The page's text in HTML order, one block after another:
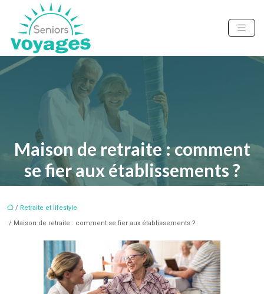
Maison de retraite : comment
se fier aux établissements ?
/ Retraite et lifestyle
/ Maison de retraite : comment se fier aux établissements ?